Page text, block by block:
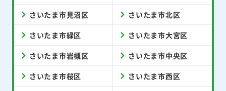
さいたま市見沼区 さいたま市北区
さいたま市緑区 さいたま市大宮区
さいたま市岩槻区 さいたま市中央区
さいたま市桜区 さいたま市西区